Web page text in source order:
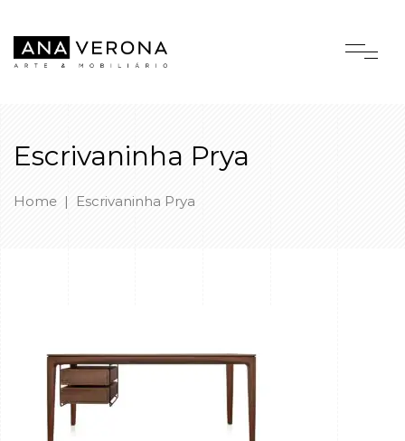
Escrivaninha Prya
Home | Escrivaninha Prya